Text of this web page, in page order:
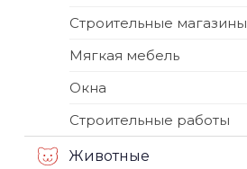
Строительные магазины
Мягкая мебель
Окна
Строительные работы
Животные